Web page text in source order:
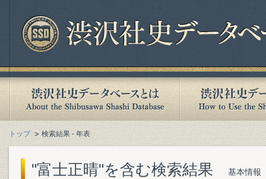
トップ 検索結果 - 年表
"富士正晴"を含む検索結果 基本情報